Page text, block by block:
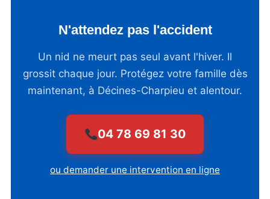
N'attendez pas l'accident
Un nid ne meurt pas seul avant l'hiver. Il
grossit chaque jour. Protégez votre famille dès
maintenant, à Décines-Charpieu et alentour.
04 78 69 81 30
ou demander une intervention en ligne